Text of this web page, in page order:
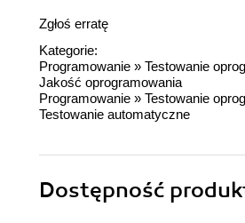
Zgłoś erratę
Kategorie:
Programowanie » Testowanie
Jakość oprogramowania
Programowanie » Testowanie
Testowanie automatyczne
Dostępność